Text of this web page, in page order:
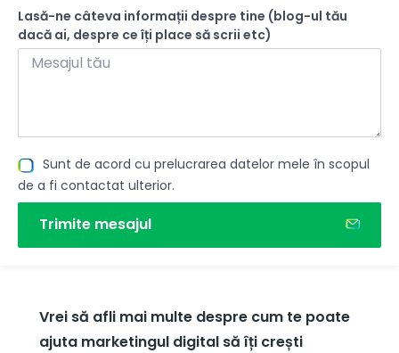
Lasă-ne câteva informații despre tine (blog-ul tău
dacă ai, despre ce îți place să scrii etc)
Sunt de acord cu prelucrarea datelor mele în scopul
de a fi contactat ulterior.
Trimite mesajul
Vrei să afli mai multe despre cum te poate
ajuta marketingul digital să îți crești